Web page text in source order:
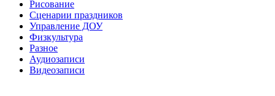
Рисование
Сценарии праздников
Управление ДОУ
Физкультура
Разное
Аудиозаписи
Видеозаписи